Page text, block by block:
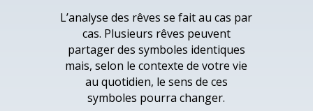
L’analyse des rêves se fait au cas par
cas. Plusieurs rêves peuvent
partager des symboles identiques
mais, selon le contexte de votre vie
au quotidien, le sens de ces
symboles pourra changer.